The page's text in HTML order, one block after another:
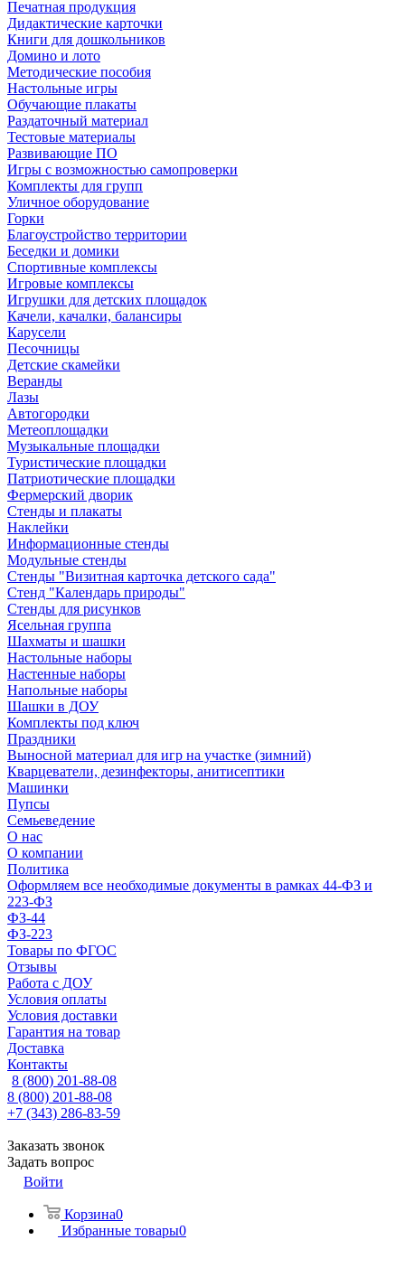
Печатная продукция
Дидактические карточки
Книги для дошкольников
Домино и лото
Методические пособия
Настольные игры
Обучающие плакаты
Раздаточный материал
Тестовые материалы
Развивающие ПО
Игры с возможностью самопроверки
Комплекты для групп
Уличное оборудование
Горки
Благоустройство территории
Беседки и домики
Спортивные комплексы
Игровые комплексы
Игрушки для детских площадок
Качели, качалки, балансиры
Карусели
Песочницы
Детские скамейки
Веранды
Лазы
Автогородки
Метеоплощадки
Музыкальные площадки
Туристические площадки
Патриотические площадки
Фермерский дворик
Стенды и плакаты
Наклейки
Информационные стенды
Модульные стенды
Стенды "Визитная карточка детского сада"
Стенд "Календарь природы"
Стенды для рисунков
Ясельная группа
Шахматы и шашки
Настольные наборы
Настенные наборы
Напольные наборы
Шашки в ДОУ
Комплекты под ключ
Праздники
Выносной материал для игр на участке (зимний)
Кварцеватели, дезинфекторы, анитисептики
Машинки
Пупсы
Семьеведение
О нас
О компании
Политика
Оформляем все необходимые документы в рамках 44-ФЗ и
223-ФЗ
ФЗ-44
ФЗ-223
Товары по ФГОС
Отзывы
Работа с ДОУ
Условия оплаты
Условия доставки
Гарантия на товар
Доставка
Контакты
8 (800) 201-88-08
8 (800) 201-88-08
+7 (343) 286-83-59
Заказать звонок
Задать вопрос
Войти
Корзина0
Избранные товары0